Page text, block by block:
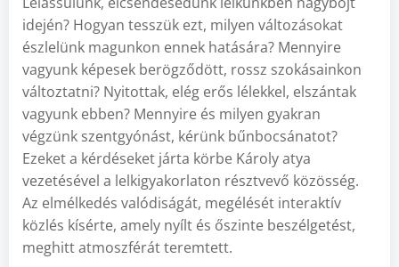
idején? Hogyan tesszük ezt, milyen változásokat
észlelünk magunkon ennek hatására? Mennyire
vagyunk képesek berögződött, rossz szokásainkon
változtatni? Nyitottak, elég erős lélekkel, elszántak
vagyunk ebben? Mennyire és milyen gyakran
végzünk szentgyónást, kérünk bűnbocsánatot?
Ezeket a kérdéseket járta körbe Károly atya
vezetésével a lelkigyakorlaton résztvevő közösség.
Az elmélkedés valódiságát, megélését interaktív
közlés kísérte, amely nyílt és őszinte beszélgetést,
meghitt atmoszférát teremtett.